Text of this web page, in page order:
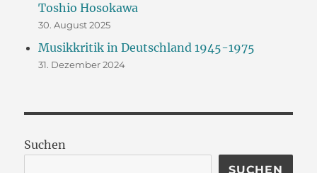
Toshio Hosokawa
30. August 2025
Musikkritik in Deutschland 1945-1975
31. Dezember 2024
Suchen
SUCHEN